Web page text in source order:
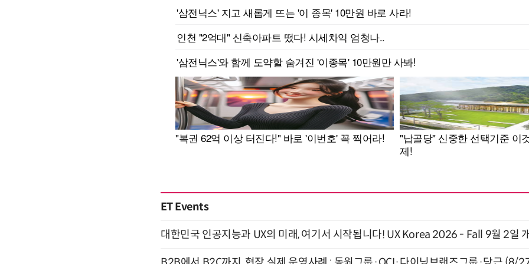
ET Events
대한민국 인공지능과 UX의 미래, 여기서 시작됩니다! UX Korea 2026 - Fall 9월 2일